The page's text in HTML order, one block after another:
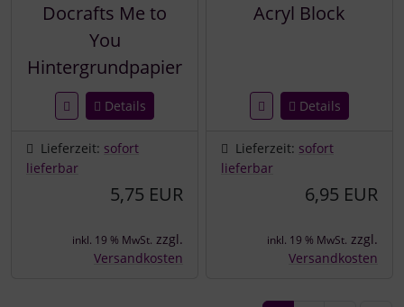
Docrafts Me to
You
Hintergrundpapier
Details
Lieferzeit: sofort
lieferbar
5,75 EUR
inkl. 19 % MwSt. zzgl.
Versandkosten
Acryl Block
Details
Lieferzeit: sofort
lieferbar
6,95 EUR
inkl. 19 % MwSt. zzgl.
Versandkosten